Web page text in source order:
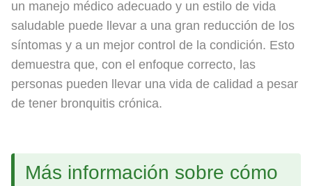
un manejo médico adecuado y un estilo de vida
saludable puede llevar a una gran reducción de los
síntomas y a un mejor control de la condición. Esto
demuestra que, con el enfoque correcto, las
personas pueden llevar una vida de calidad a pesar
de tener bronquitis crónica.
Más información sobre cómo